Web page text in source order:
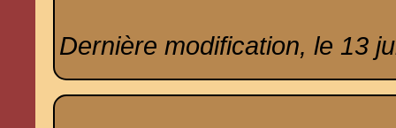
Dernière modification, le 13